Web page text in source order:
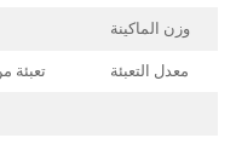
وزن الماكينة
معدل التعبئة تعبئة من 50 ملليلتر حتي 1000